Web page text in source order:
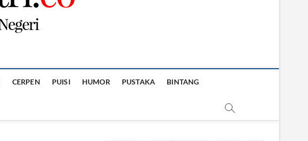
CERPEN PUISI HUMOR PUSTAKA BINTANG